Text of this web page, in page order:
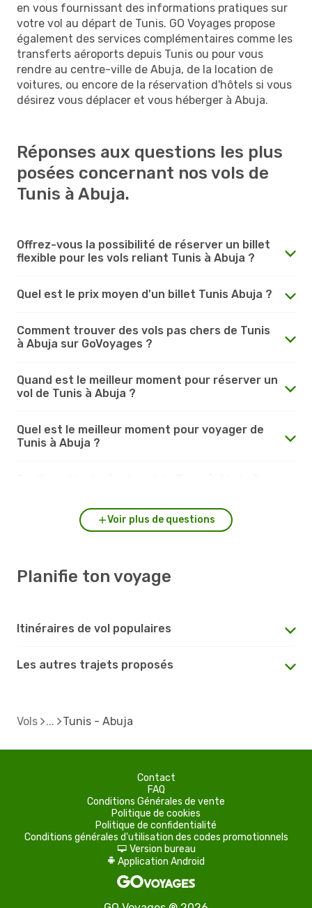
en vous fournissant des informations pratiques sur
votre vol au départ de Tunis. GO Voyages propose
également des services complémentaires comme les
transferts aéroports depuis Tunis ou pour vous
rendre au centre-ville de Abuja, de la location de
voitures, ou encore de la réservation d'hôtels si vous
désirez vous déplacer et vous héberger à Abuja.
Réponses aux questions les plus
posées concernant nos vols de
Tunis à Abuja.
Offrez-vous la possibilité de réserver un billet
flexible pour les vols reliant Tunis à Abuja ?
Quel est le prix moyen d'un billet Tunis Abuja ?
Comment trouver des vols pas chers de Tunis
à Abuja sur GoVoyages ?
Quand est le meilleur moment pour réserver un
vol de Tunis à Abuja ?
Quel est le meilleur moment pour voyager de
Tunis à Abuja ?
Voir plus de questions
Planifie ton voyage
Itinéraires de vol populaires
Les autres trajets proposés
Vols Tunis - Abuja
Contact
FAQ
Conditions Générales de vente
Politique de cookies
Politique de confidentialité
Conditions générales d'utilisation des codes promotionnels
d Version bureau
A Application Android